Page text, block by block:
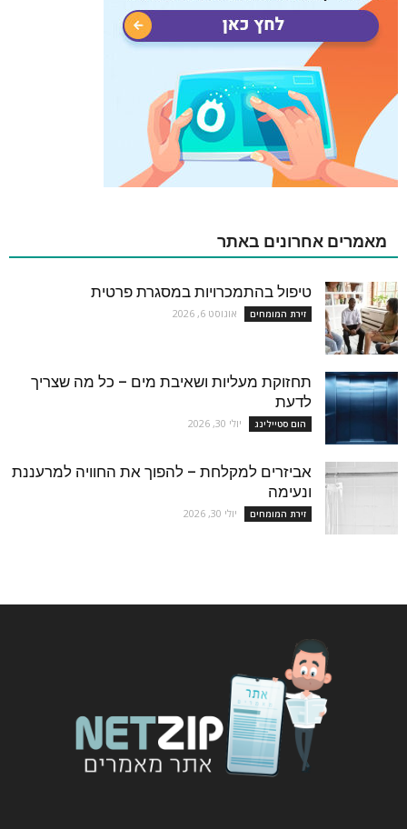
מאמרים אחרונים באתר
טיפול בהתמכרויות במסגרת פרטית
זירת המומחים אוגוסט 6, 2026
תחזוקת מעליות ושאיבת מים – כל מה שצריך
לדעת
הום סטיילינג יולי 30, 2026
אביזרים למקלחת – להפוך את החוויה למרעננת
ונעימה
זירת המומחים יולי 30, 2026